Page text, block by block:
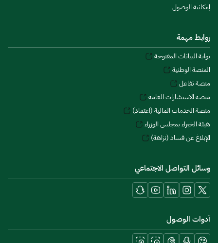
إمكانية الوصول
روابط مهمة
بوابة البيانات المفتوحة
المنصة الوطنية
منصة تفاعل
منصة الاستشارات العامة
منصة الخدمات المالية (اعتماد)
هيئة الخبراء بمجلس الوزراء
الإبلاغ عن فساد (نزاهة)
وسائل التواصل الاجتماعي
أدوات الوصول